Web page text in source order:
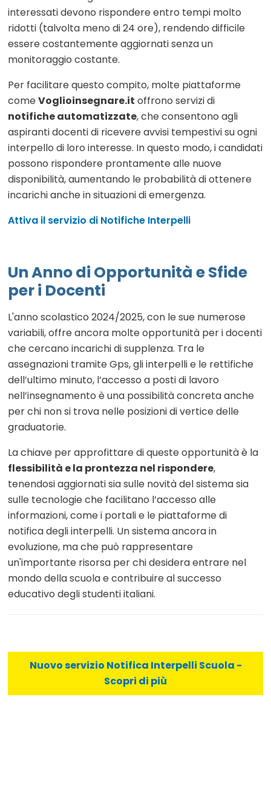
interessati devono rispondere entro tempi molto
ridotti (talvolta meno di 24 ore), rendendo difficile
essere costantemente aggiornati senza un
monitoraggio costante.
Per facilitare questo compito, molte piattaforme
comeVoglioinsegnare.it offrono servizi di
notifiche automatizzate, che consentono agli
aspiranti docenti di ricevere avvisi tempestivi su ogni
interpello di loro interesse. In questo modo, i candidati
possono rispondere prontamente alle nuove
disponibilità, aumentando le probabilità di ottenere
incarichi anche in situazioni di emergenza.
Attiva il servizio di Notifiche Interpelli
Un Anno di Opportunità e Sfide
per i Docenti
L'anno scolastico 2024/2025, con le sue numerose
variabili, offre ancora molte opportunità per i docenti
che cercano incarichi di supplenza. Tra le
assegnazioni tramite Gps, gli interpelli e le rettifiche
dell’ultimo minuto, l’accesso a posti di lavoro
nell’insegnamento è una possibilità concreta anche
per chi non si trova nelle posizioni di vertice delle
graduatorie.
La chiave per approfittare di queste opportunità è la
flessibilità e la prontezza nel rispondere,
tenendosi aggiornati sia sulle novità del sistema sia
sulle tecnologie che facilitano l’accesso alle
informazioni, come i portali e le piattaforme di
notifica degli interpelli. Un sistema ancora in
evoluzione, ma che può rappresentare
un'importante risorsa per chi desidera entrare nel
mondo della scuola e contribuire al successo
educativo degli studenti italiani.
Nuovo servizio Notifica Interpelli Scuola -
Scopri di più